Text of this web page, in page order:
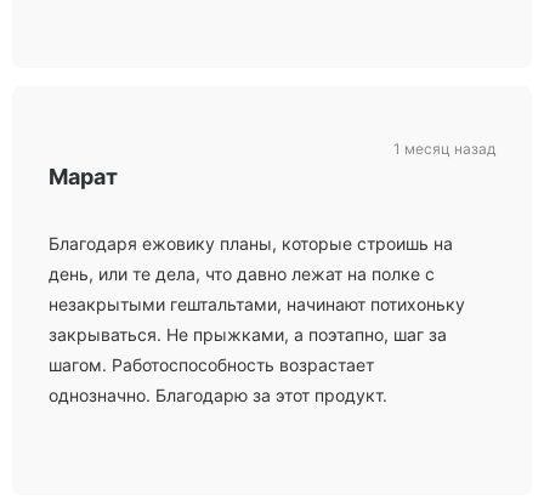
Марат
Благодаря ежовику планы, которые строишь на
день, или те дела, что давно лежат на полке с
незакрытыми гештальтами, начинают потихоньку
закрываться. Не прыжками, а поэтапно, шаг за
шагом. Работоспособность возрастает
однозначно. Благодарю за этот продукт.
1 месяц назад